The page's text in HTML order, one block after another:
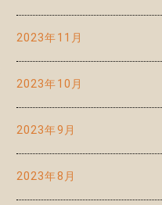
2023年11月
2023年10月
2023年9月
2023年8月